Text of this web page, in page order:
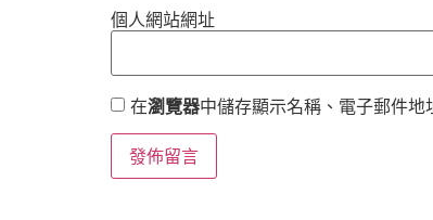
個人網站網址
在瀏覽器中儲存顯示名稱、電子郵件地